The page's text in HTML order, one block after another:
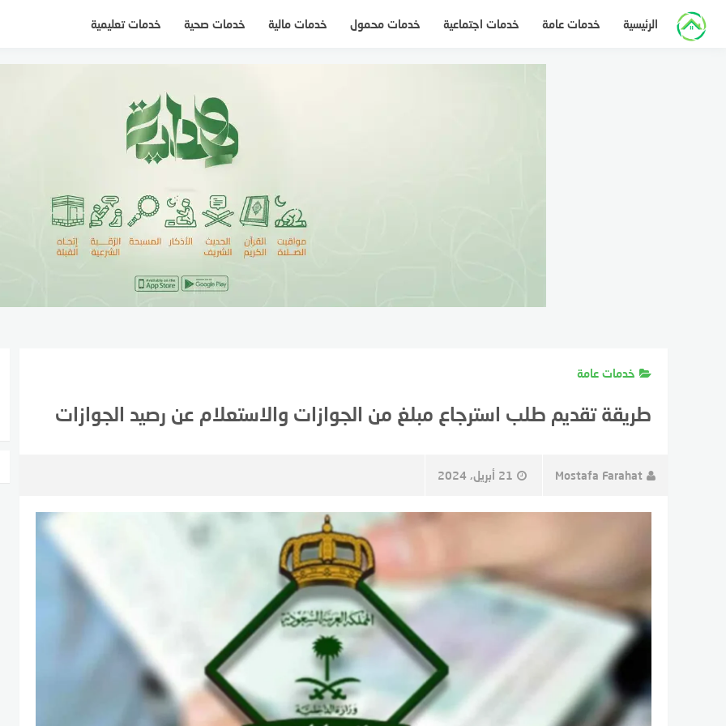
المحتوى
الرئيسية خدمات عامة خدمات اجتماعية خدمات محمول خدمات مالية خدمات صحية خدمات تعليمية
خدمات عامة
طريقة تقديم طلب استرجاع مبلغ من الجوازات والاستعلام عن رصيد الجوازات
Mostafa Farahat 21 أبريل، 2024